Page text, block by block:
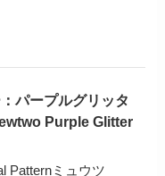
パープルグリッタ
Purple Glitter
Patternミュウツ